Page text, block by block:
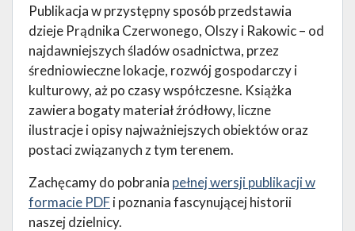
Publikacja w przystępny sposób przedstawia
dzieje Prądnika Czerwonego, Olszy i Rakowic – od
najdawniejszych śladów osadnictwa, przez
średniowieczne lokacje, rozwój gospodarczy i
kulturowy, aż po czasy współczesne. Książka
zawiera bogaty materiał źródłowy, liczne
ilustracje i opisy najważniejszych obiektów oraz
postaci związanych z tym terenem.
Zachęcamy do pobrania pełnej wersji publikacji w
formacie PDFi poznania fascynującej historii
naszej dzielnicy.